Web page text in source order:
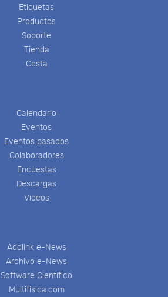
Etiquetas
Productos
Soporte
Tienda
Cesta
Calendario
Eventos
Eventos pasados
Colaboradores
Encuestas
Descargas
Videos
Addlink e-News
Archivo e-News
Software Científico
Multifisica.com